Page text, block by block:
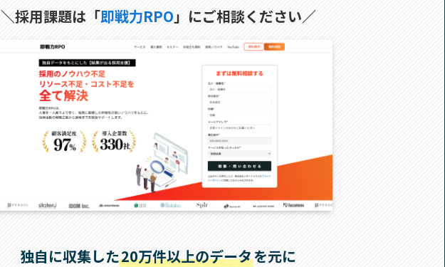
＼採用課題は「即戦力RPO」にご相談ください／
独自に収集した20万件以上のデータを元に